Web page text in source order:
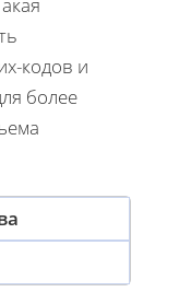
кодов и
более